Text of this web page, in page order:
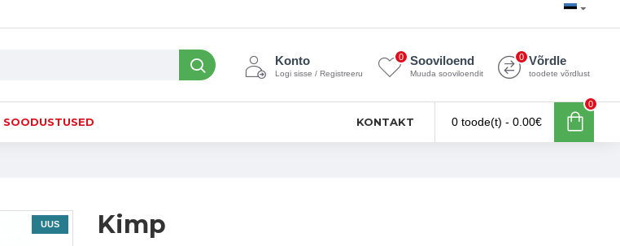
Konto
Logi sisse / Registreeru
Sooviloend
Muuda sooviloendit
0 Võrdle
toodete võrdlust
0
SOODUSTUSED KONTAKT 0 toode(t) - 0.00€
0
UUS Kimp